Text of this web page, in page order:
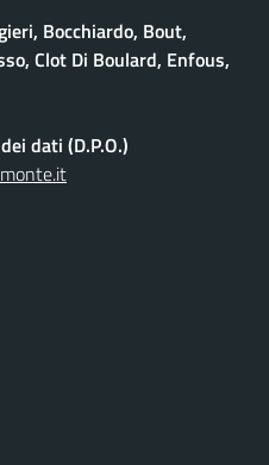
Bocchiardo, Bout,
Clot Di Boulard, Enfous,
dati (D.P.O.)